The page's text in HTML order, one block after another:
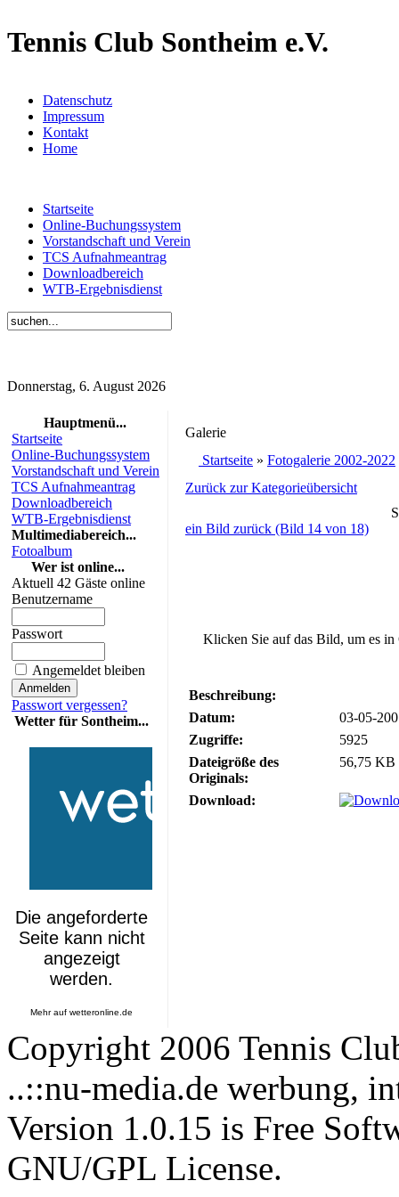
Tennis Club Sontheim e.V.
Datenschutz
Impressum
Kontakt
Home
Startseite
Online-Buchungssystem
Vorstandschaft und Verein
TCS Aufnahmeantrag
Downloadbereich
WTB-Ergebnisdienst
Donnerstag, 6. August 2026
Hauptmenü...
Startseite
Online-Buchungssystem
Vorstandschaft und Verein
TCS Aufnahmeantrag
Downloadbereich
WTB-Ergebnisdienst
Multimediabereich...
Fotoalbum
Wer ist online...
Aktuell 42 Gäste online
Benutzername
Passwort
Angemeldet bleiben
Passwort vergessen?
Wetter für Sontheim...
Mehr aufwetteronline.de
Galerie
Startseite » Fotogalerie 2002-2022
Zurück zur Kategorieübersicht
ein Bild zurück (Bild 14 von 18)
Klicken Sie auf das Bild, um es in
Beschreibung:
Datum:
03-05-
Zugriffe:
5925
Dateigröße des
Originals:
56,75 KB
Download:
Copyright 2006 Tennis
..::nu-media.de werbung,
Version 1.0.15 is Free
GNU/GPL License.